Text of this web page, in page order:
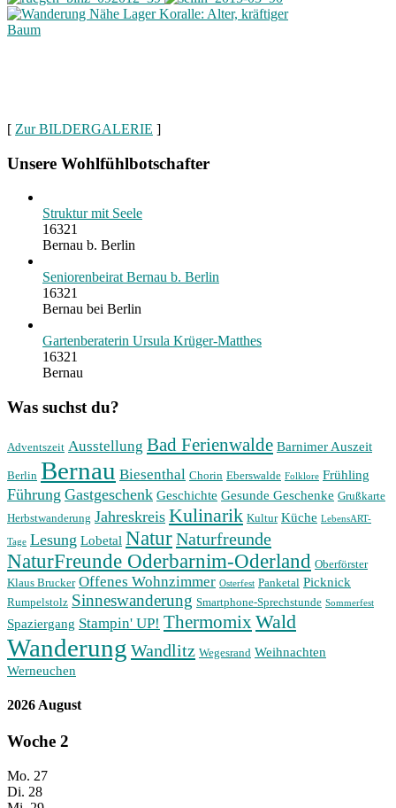
[ Zur BILDERGALERIE ]
Unsere Wohlfühlbotschafter
Struktur mit Seele
16321
Bernau b. Berlin
Seniorenbeirat Bernau b. Berlin
16321
Bernau bei Berlin
Gartenberaterin Ursula Krüger-Matthes
16321
Bernau
Was suchst du?
Adventszeit Ausstellung Bad Ferienwalde Barnimer Auszeit
Berlin Bernau Biesenthal Chorin Eberswalde Folklore Frühling
Führung Gastgeschenk Geschichte Gesunde Geschenke Grußkarte
Herbstwanderung Jahreskreis Kulinarik Kultur Küche LebensART-
Tage Lesung Lobetal NaturNaturfreunde
NaturFreunde Oderbarnim-Oderland Oberförster
Klaus Brucker Offenes Wohnzimmer Osterfest Panketal Picknick
Rumpelstolz Sinneswanderung Smartphone-Sprechstunde Sommerfest
Spaziergang Stampin' UP! ThermomixWald
Wanderung Wandlitz Wegesrand Weihnachten
Werneuchen
2026 August
Woche 2
Mo. 27
Di. 28